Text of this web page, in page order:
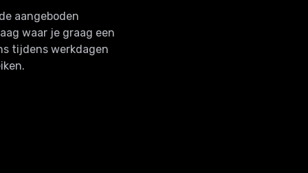
aangeboden
waar je graag een
tijdens werkdagen